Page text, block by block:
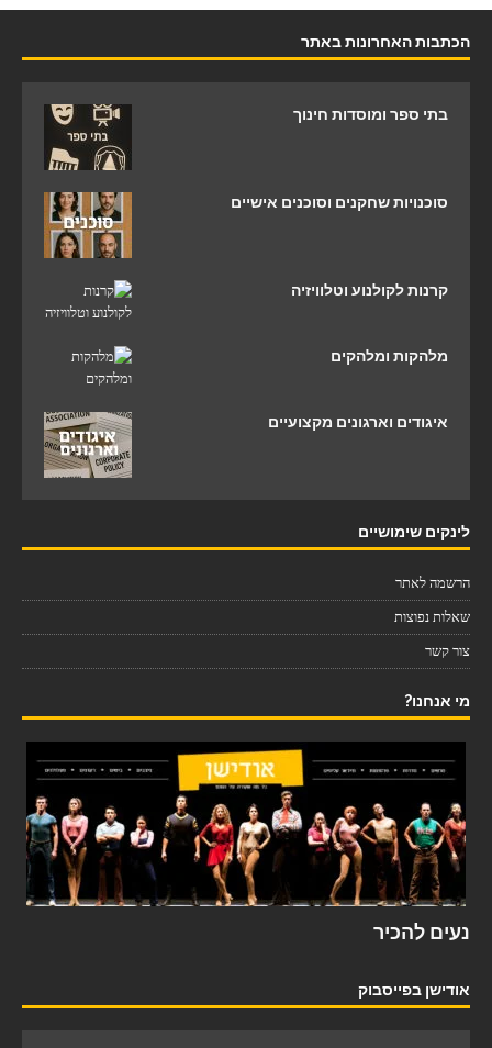
הכתבות האחרונות באתר
בתי ספר ומוסדות חינוך
סוכנויות שחקנים וסוכנים אישיים
קרנות לקולנוע וטלוויזיה
מלהקות ומלהקים
איגודים וארגונים מקצועיים
לינקים שימושיים
הרשמה לאתר
שאלות נפוצות
צור קשר
מי אנחנו?
נעים להכיר
אודישן בפייסבוק